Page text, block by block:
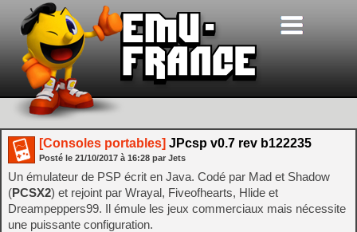
[Consoles portables] JPcsp v0.7 rev b122235
Posté le 21/10/2017 à 16:28 par Jets
Un émulateur de PSP écrit en Java. Codé par Mad et Shadow
(PCSX2) et rejoint par Wrayal, Fiveofhearts, Hlide et
Dreampeppers99. Il émule les jeux commerciaux mais nécessite
une puissante configuration.